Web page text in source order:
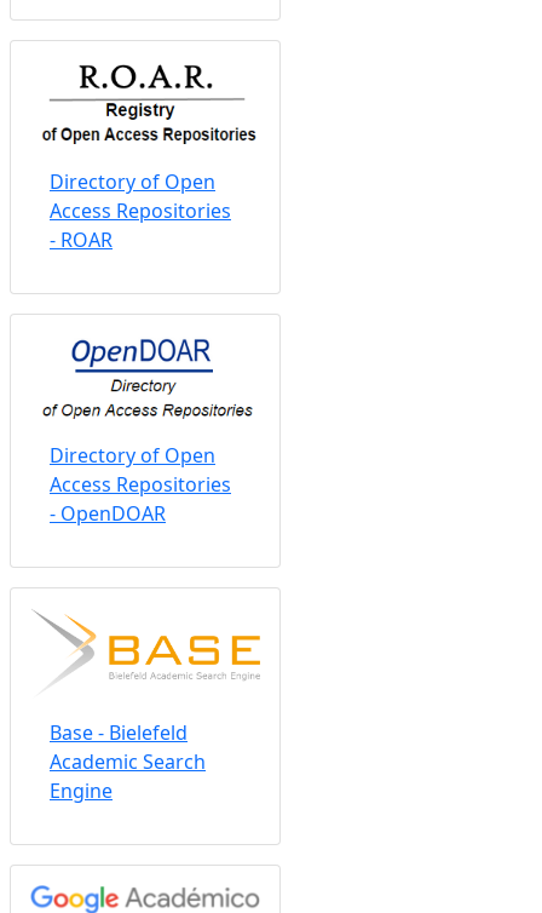
Directory of Open
Access Repositories
- ROAR
Directory of Open
Access Repositories
- OpenDOAR
Base - Bielefeld
Academic Search
Engine